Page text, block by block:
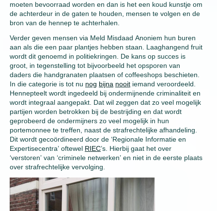
moeten bevoorraad worden en dan is het een koud kunstje om
de achterdeur in de gaten te houden, mensen te volgen en de
bron van de hennep te achterhalen.
Verder geven mensen via Meld Misdaad Anoniem hun buren
aan als die een paar plantjes hebben staan. Laaghangend fruit
wordt dit genoemd in politiekringen. De kans op succes is
groot, in tegenstelling tot bijvoorbeeld het opsporen van
daders die handgranaten plaatsen of coffeeshops beschieten.
In die categorie is tot nu nog bijna nooit iemand veroordeeld.
Hennepteelt wordt ingedeeld bij ondermijnende criminaliteit en
wordt integraal aangepakt. Dat wil zeggen dat zo veel mogelijk
partijen worden betrokken bij de bestrijding en dat wordt
geprobeerd de ondermijners zo veel mogelijk in hun
portemonnee te treffen, naast de strafrechtelijke afhandeling.
Dit wordt gecoördineerd door de ‘Regionale Informatie en
Expertisecentra’ oftewel RIEC’s. Hierbij gaat het over
‘verstoren’ van ‘criminele netwerken’ en niet in de eerste plaats
over strafrechtelijke vervolging.